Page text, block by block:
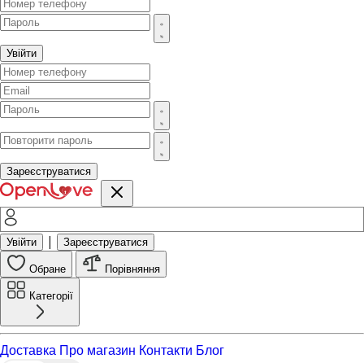
Увійти
Зареєструватися
Увійти | Зареєструватися
Обране Порівняння
Категорії
Доставка Про магазин Контакти Блог